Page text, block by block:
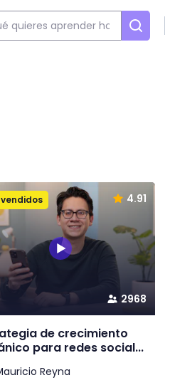
2968
4.91
de crecimiento
para redes social...
Reyna